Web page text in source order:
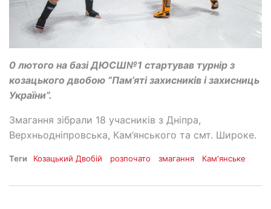
0 лютого на базі ДЮСШ№1 стартував турнір з
козацького двобою “Пам’яті захисників і захисниць
України”.
Змагання зібрали 18 учасників з Дніпра,
Верхньодніпровська, Кам’янського та смт. Широке.
Теги Козацький Двобій розпочато змагання Кам'янське